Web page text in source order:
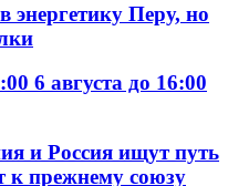
энергетику Перу, но
6 августа до 16:00
и Россия ищут путь
к прежнему союзу